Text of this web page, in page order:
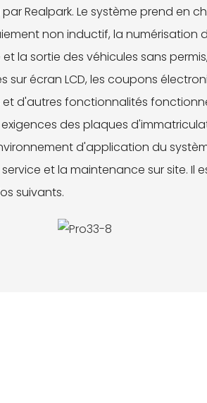
Realpark. Le système prend en
non inductif, la numérisation
la sortie des véhicules sans
sur écran LCD, les coupons
d'autres fonctionnalités
des plaques
d'application du
et la maintenance sur site. Il
suivants.